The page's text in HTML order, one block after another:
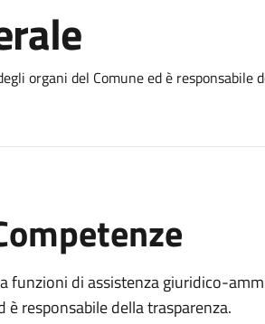
organi del Comune ed è responsabile
funzioni di assistenza giuridico-
è responsabile della trasparenza.